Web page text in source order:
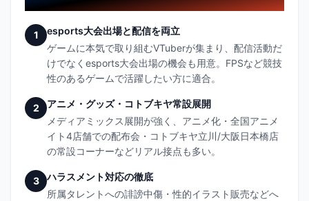
1
esports大会出場と配信を両立
ゲームに本気で取り組むVTuberが集まり、配信活動だ
けでなくesports大会出場の機会も用意。FPSなど競技
性のあるゲームで活躍したい方に適合。
2
アニメ・グッズ・コトブキヤ常設展開
メディアミックス展開が強く、アニメ化・全国アニメ
イト4店舗での配布会・コトブキヤ立川/大阪日本橋店
の常設コーナーなどリアル接点も多い。
3
ハラスメント対応の徹底
所属タレントへの誹謗中傷・性的イラスト販売などへ